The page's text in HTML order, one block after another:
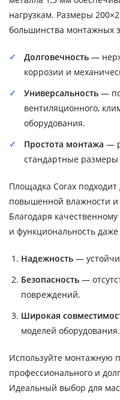
нагрузкам. Размеры
большинства монтажных
Долговечность —
коррозии и
Универсальность —
вентиляционного,
оборудования.
Простота монтажа —
стандартные
Площадка Corax подходит
повышенной влажности и
Благодаря
и функциональность
Надежность —
Безопасность —
повреждений.
Широкая
моделей оборудования.
Используйте монтажную
профессионального и
Идеальный выбор для